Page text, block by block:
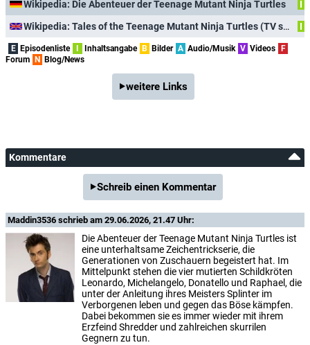
Wikipedia: Die Abenteuer der Teenage Mutant Ninja Turtles
I
Wikipedia: Tales of the Teenage Mutant Ninja Turtles (TV series)
I
E Episodenliste Inhaltsangabe B Bilder A Audio/Musik V Videos
F
Forum
N Blog/News
weitere Links
Kommentare
Schreib einen Kommentar
Maddin3536 schrieb am 29.06.2026, 21.47 Uhr:
Die Abenteuer der Teenage Mutant Ninja Turtles ist
eine unterhaltsame Zeichentrickserie, die
Generationen von Zuschauern begeistert hat. Im
Mittelpunkt stehen die vier mutierten Schildkröten
Leonardo, Michelangelo, Donatello und Raphael, die
unter der Anleitung ihres Meisters Splinter im
Verborgenen leben und gegen das Böse kämpfen.
Dabei bekommen sie es immer wieder mit ihrem
Erzfeind Shredder und zahlreichen skurrilen
Gegnern zu tun.